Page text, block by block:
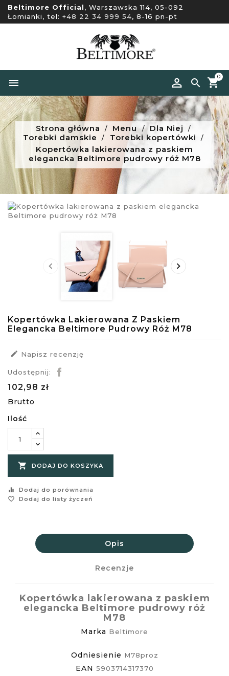
Beltimore Official, Warszawska 114, 05-092
Łomianki, tel: +48 22 34 999 54, 8-16 pn-pt


0
Strona główna Menu
Dla Niej
Torebki damskie
Torebki kopertówki
Kopertówka lakierowana z paskiem
elegancka Beltimore pudrowy róż M78
 
Kopertówka Lakierowana Z Paskiem
Elegancka Beltimore Pudrowy Róż M78
 Napisz recenzję
Udostępnij:
102,98 zł
Brutto
Ilość
 DODAJ DO KOSZYKA
equalizer
Dodaj do porównania
favorite_border
Dodaj do listy życzeń
Opis
Recenzje
Kopertówka lakierowana z paskiem
elegancka Beltimore pudrowy róż
M78
Marka Beltimore
Odniesienie M78proz
EAN 5903714317370